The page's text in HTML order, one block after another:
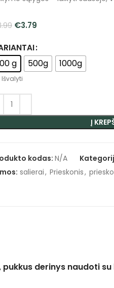
€3.79
g 500g 1000g
Išvalyti
Į
kodas: N/A
salierai, Prieskonis,
derinys naudoti